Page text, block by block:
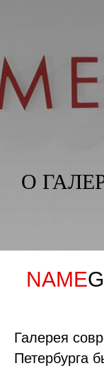
О
NAME
Галерея
Петербурга